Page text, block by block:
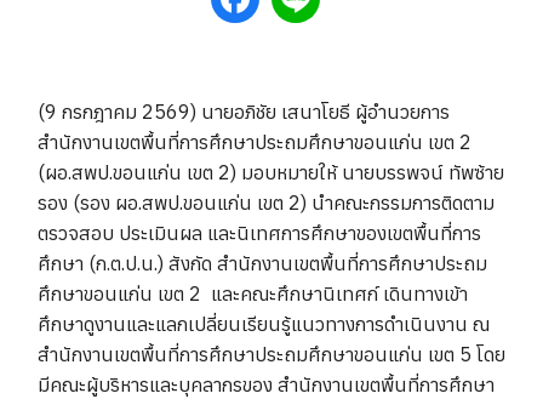
(9 กรกฎาคม 2569) นายอภิชัย เสนาโยธี ผู้อำนวยการ
สำนักงานเขตพื้นที่การศึกษาประถมศึกษาขอนแก่น เขต 2
(ผอ.สพป.ขอนแก่น เขต 2) มอบหมายให้ นายบรรพจน์ ทัพซ้าย
รอง (รอง ผอ.สพป.ขอนแก่น เขต 2) นำคณะกรรมการติดตาม
ตรวจสอบ ประเมินผล และนิเทศการศึกษาของเขตพื้นที่การ
ศึกษา (ก.ต.ป.น.) สังกัด สำนักงานเขตพื้นที่การศึกษาประถม
ศึกษาขอนแก่น เขต 2 และคณะศึกษานิเทศก์ เดินทางเข้า
ศึกษาดูงานและแลกเปลี่ยนเรียนรู้แนวทางการดำเนินงาน ณ
สำนักงานเขตพื้นที่การศึกษาประถมศึกษาขอนแก่น เขต 5 โดย
มีคณะผู้บริหารและบุคลากรของ สำนักงานเขตพื้นที่การศึกษา